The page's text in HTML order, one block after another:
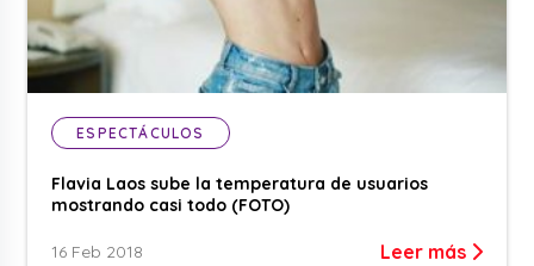
ESPECTÁCULOS
Flavia Laos sube la temperatura de usuarios
mostrando casi todo (FOTO)
16 Feb 2018 Leer más